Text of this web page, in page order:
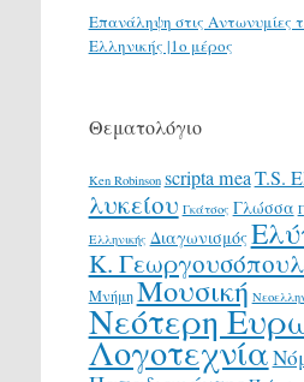
Επανάληψη στις Αντωνυμίες
Ελληνικής |1ο μέρος
Θεματολόγιο
Ken Robinson scripta meaT.S.
λυκείου Γκάτσος Γλώσσα
Ελληνικής Διαγωνισμός
Κ.
ΜνήμηΜουσική
Νεότερη
Λογοτεχνία